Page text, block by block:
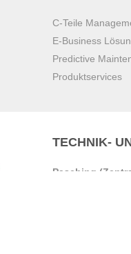
C-Teile
E-Business
Predictive
Produktservices
TECHNIK-
Pasching